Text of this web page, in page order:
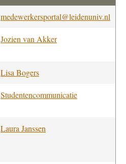
medewerkersportal@leidenuniv.nl
Jozien van Akker
Lisa Bogers
Studentencommunicatie
Laura Janssen